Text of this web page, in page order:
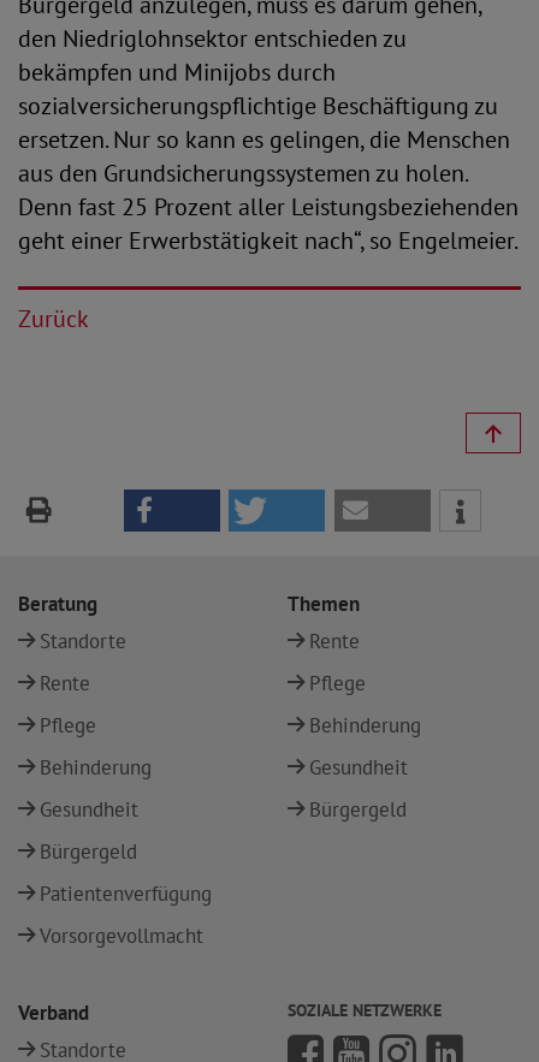
den Niedriglohnsektor entschieden zu
bekämpfen und Minijobs durch
sozialversicherungspflichtige Beschäftigung zu
ersetzen. Nur so kann es gelingen, die Menschen
aus den Grundsicherungssystemen zu holen.
Denn fast 25 Prozent aller Leistungsbeziehenden
geht einer Erwerbstätigkeit nach“, so Engelmeier.
Zurück
Beratung
Standorte
Rente
Pflege
Behinderung
Gesundheit
Bürgergeld
Patientenverfügung
Vorsorgevollmacht
Themen
Rente
Pflege
Behinderung
Gesundheit
Bürgergeld
Verband
Standorte
SOZIALE NETZWERKE